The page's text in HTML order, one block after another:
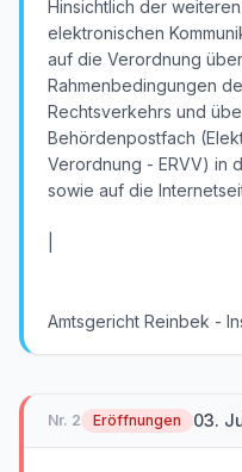
Hinsichtlich der
elektronischen
auf die Verordnung
Rahmenbedingungen
Rechtsverkehrs und
Behördenpostfach
Verordnung - ERVV) in
sowie auf die
Amtsgericht Reinbek -
Nr. 2 Eröffnungen 03.